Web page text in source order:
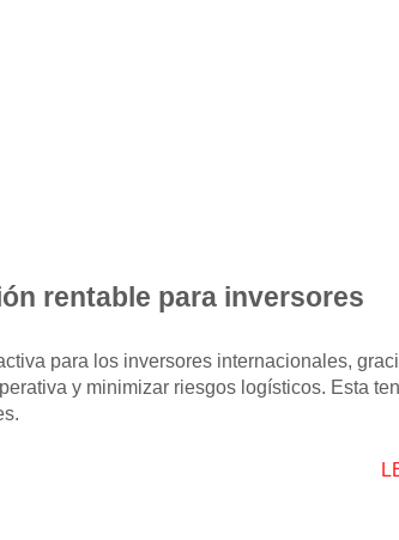
rentable para inversores
para los inversores internacionales,
y minimizar riesgos logísticos. Esta